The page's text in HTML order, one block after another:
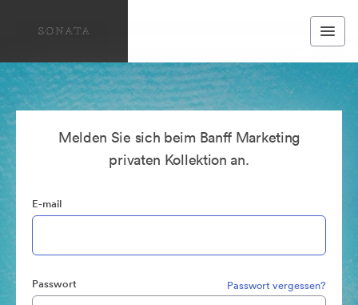
Melden Sie sich beim Banff Marketing
privaten Kollektion an.
E-mail
Passwort Passwort vergessen?